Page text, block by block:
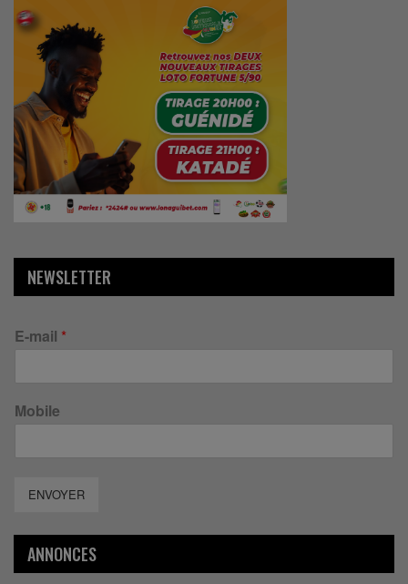
NEWSLETTER
E-mail *
Mobile
ENVOYER
ANNONCES